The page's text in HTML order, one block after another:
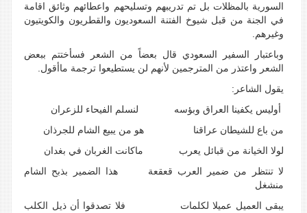
السورية بالمظلات بل تم تدريبهم وتسليحهم واعطائهم وثائق اقامة
في الجنة من قبل شيوخ الفتنة السعوديون والقطريون والكويتيون
وغيرهم.
وباعتبار السفير السعودي قال بعضاً من الشعر فسأختتم ببعض
الشعر واعتذر من المترجمين لأنهم لن يستطيعوا ترجمة ماأقول.
يقول الشاعر:
أوليس يكفينا العراق وبؤسه لنسلم الفيحاء للزعران
من باع للشيطان عراقنا هو من يبيع الشام للجرذان
لولا الخيانة من قبائل يعرب ماكانت الغربان في بغدان
لا تنتظر من ضمير العرب قعقعة هذا الضمير بذبح الشام
منشغل
يبقى العميل عميلا لكلمات فلا تصدقوا أن ذيل الكلب